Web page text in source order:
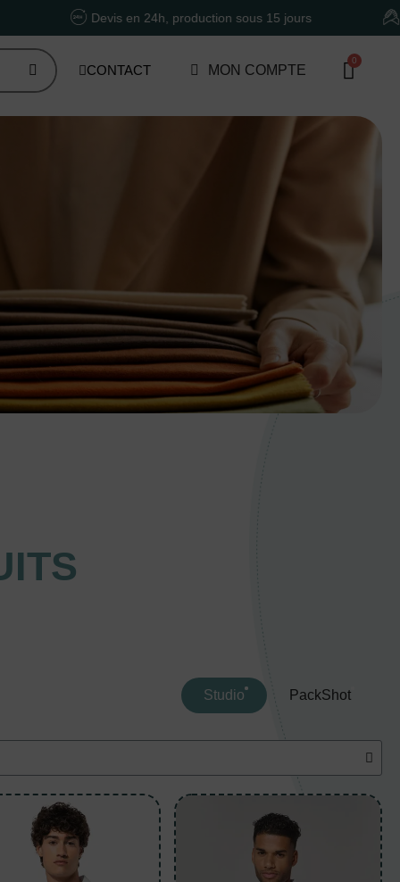
Devis en 24h, production sous 15 jours Un
CONTACT MON COMPTE
Studio PackShot